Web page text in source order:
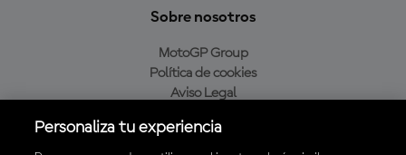
Sobre nosotros
MotoGP Group
Política de cookies
Aviso Legal
Política de compra
Personaliza tu experiencia